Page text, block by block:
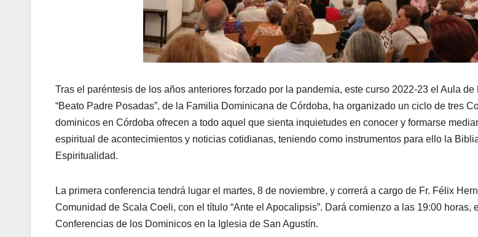
Tras el paréntesis de los años anteriores forzado por la pandemia, este curso 2022-23 el Aula
“Beato Padre Posadas”, de la Familia Dominicana de Córdoba, ha organizado un ciclo de tres
dominicos en Córdoba ofrecen a todo aquel que sienta inquietudes en conocer y formarse
espiritual de acontecimientos y noticias cotidianas, teniendo como instrumentos para ello la
Espiritualidad.
La primera conferencia tendrá lugar el martes, 8 de noviembre, y correrá a cargo de Fr. Félix
Comunidad de Scala Coeli, con el título “Ante el Apocalipsis”. Dará comienzo a las 19:00 horas,
Conferencias de los Dominicos en la Iglesia de San Agustín.